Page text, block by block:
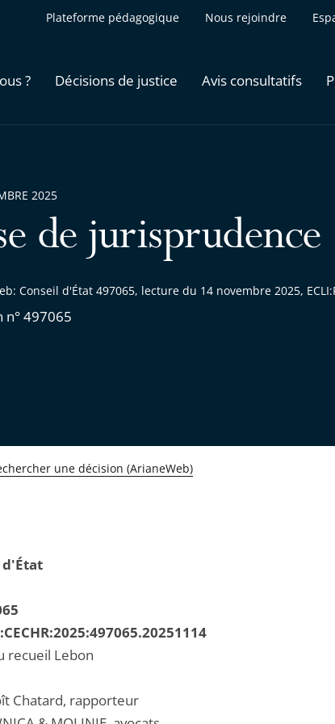
Plateforme pédagogique Nous rejoindre
? Décisions de justice Avis consultatifs
de jurisprudence
Conseil d'État 497065, lecture du 14 novembre 2025,
n° 497065
2025
une décision (ArianeWeb)
d'État
recueil Lebon
Chatard, rapporteur